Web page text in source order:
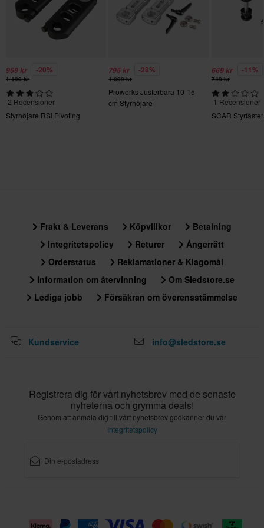
959 kr -20%
1 199 kr
2 Recensioner
Styrhöjare RSI Pivoting
795 kr -28%
1 099 kr
Proworks Justerbara 10-15
cm Styrhöjare
669 kr -11%
749 kr
1 Recensioner
SCAR
Frakt & Leverans Köpvillkor
Betalning
Integritetspolicy
Returer
Ångerrätt
Orderstatus
Reklamationer & Klagomål
Information om återvinning
Om Sledstore.se
Lediga jobb
Försäkran om överensstämmelse
Kundservice info@sledstore.se
Registrera dig för vårt nyhetsbrev med de senaste
nyheterna och grymma deals!
Genom att anmäla dig till vårt nyhetsbrev godkänner du vår
Integritetspolicy